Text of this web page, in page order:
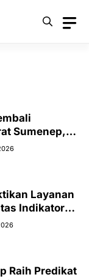
Sumenep,
Layanan
Indikator
Nasional
Raih Predikat